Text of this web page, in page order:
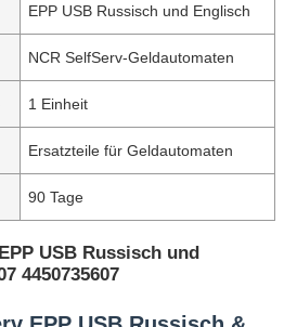
EPP USB Russisch und Englisch
NCR SelfServ-Geldautomaten
1 Einheit
Ersatzteile für Geldautomaten
90 Tage
USB Russisch und
4450735607